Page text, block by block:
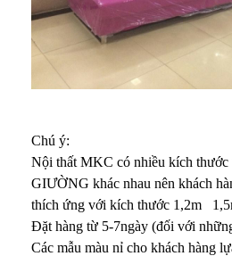
Chú ý:
Nội thất MKC có nhiều kích thước
GIƯỜNG khác nhau nên khách
thích ứng với kích thước 1,2m
Đặt hàng từ 5-7ngày (đối với
Các mẫu màu nỉ cho khách hàng